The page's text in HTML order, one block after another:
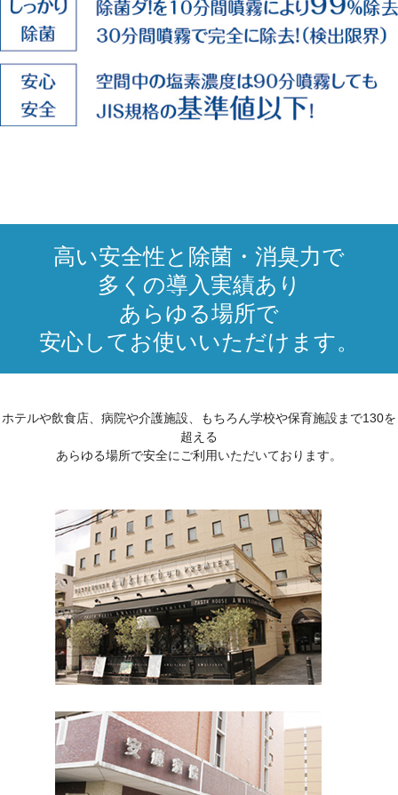
高い安全性と除菌・消臭力で
多くの導入実績あり
あらゆる場所で
安心してお使いいただけます。
ホテルや飲食店、病院や介護施設、もちろん学校や保育施設まで130を
超える
あらゆる場所で安全にご利用いただいております。